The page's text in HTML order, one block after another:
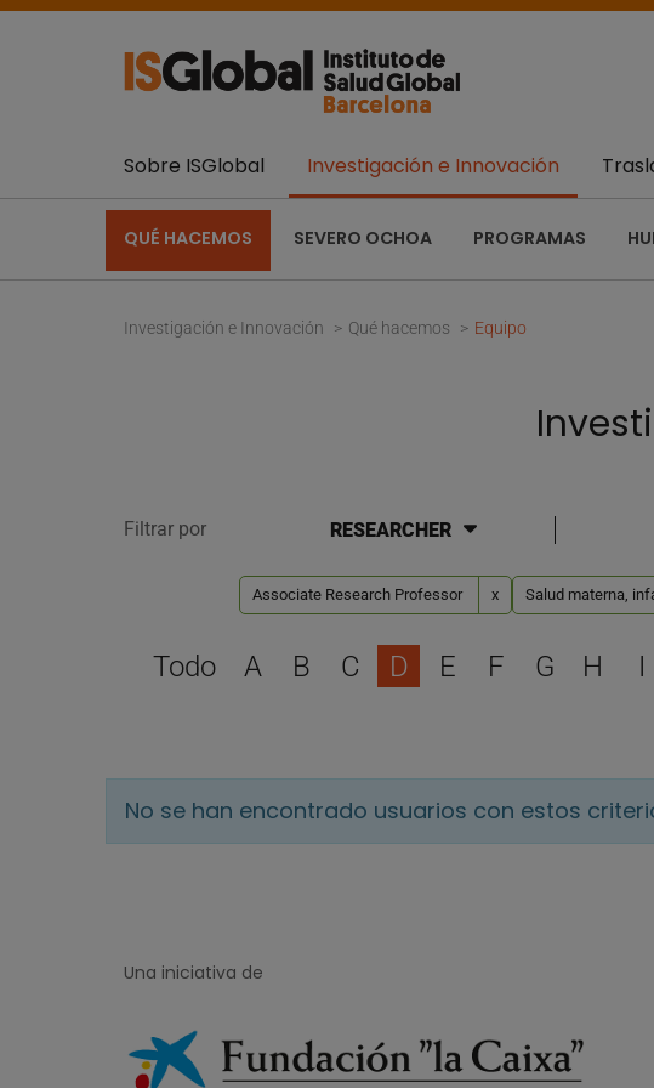
Sobre ISGlobal Investigación e Innovación
QUÉ HACEMOS SEVERO OCHOA PROGRAMAS
Investigación e Innovación Qué hacemos Equipo
Filtrar por RESEARCHER
Associate Research Professor x Salud materna,
Todo A B C D E F G H I
No se han encontrado usuarios con estos
Una iniciativa de